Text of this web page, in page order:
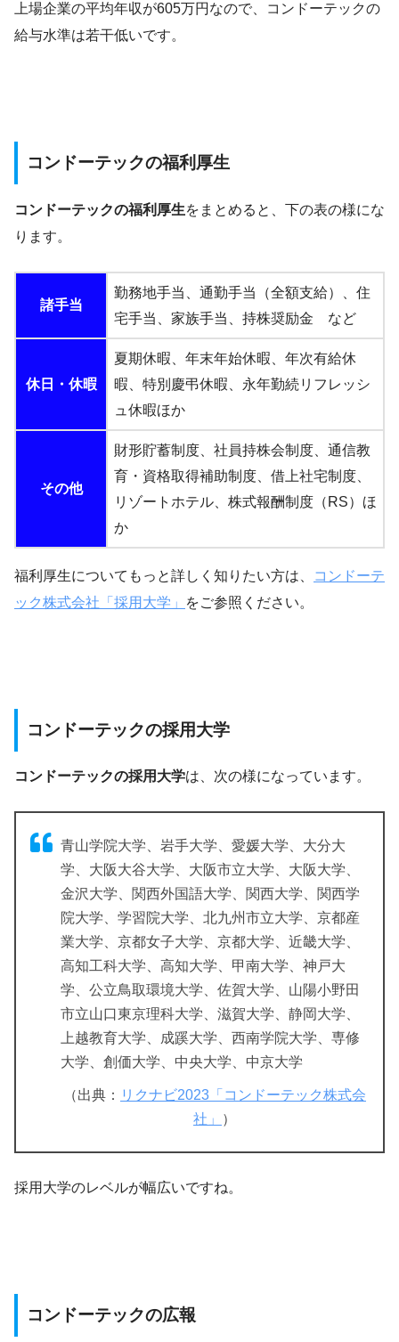
上場企業の平均年収が605万円なので、コンドーテックの
給与水準は若干低いです。
コンドーテックの福利厚生
コンドーテックの福利厚生をまとめると、下の表の様にな
ります。
諸手当
勤務地手当、通勤手当（全額支給）、住
宅手当、家族手当、持株奨励金 など
休日・休暇
夏期休暇、年末年始休暇、年次有給休
暇、特別慶弔休暇、永年勤続リフレッシ
ュ休暇ほか
その他
財形貯蓄制度、社員持株会制度、通信教
育・資格取得補助制度、借上社宅制度、
リゾートホテル、株式報酬制度（RS）ほ
か
福利厚生についてもっと詳しく知りたい方は、
コンドーテ
ック株式会社「採用大学」
をご参照ください。
コンドーテックの採用大学
コンドーテックの採用大学は、次の様になっています。
青山学院大学、岩手大学、愛媛大学、大分大
学、大阪大谷大学、大阪市立大学、大阪大学、
金沢大学、関西外国語大学、関西大学、関西学
院大学、学習院大学、北九州市立大学、京都産
業大学、京都女子大学、京都大学、近畿大学、
高知工科大学、高知大学、甲南大学、神戸大
学、公立鳥取環境大学、佐賀大学、山陽小野田
市立山口東京理科大学、滋賀大学、静岡大学、
上越教育大学、成蹊大学、西南学院大学、専修
大学、創価大学、中央大学、中京大学
（出典： リクナビ2023「コンドーテック株式会
社」
）
採用大学のレベルが幅広いですね。
コンドーテックの広報